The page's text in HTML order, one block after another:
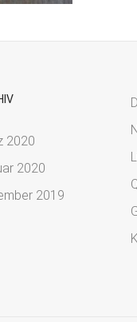
2020
2020
2019